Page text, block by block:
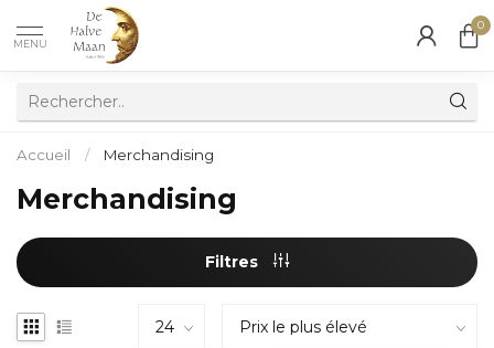
MENU
0
Accueil / Merchandising
Merchandising
Filtres